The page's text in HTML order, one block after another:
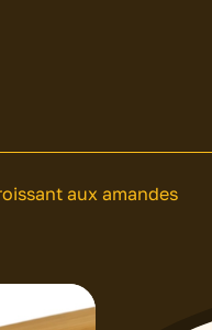
aux amandes